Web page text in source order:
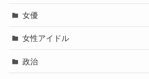
女優
女性アイドル
政治